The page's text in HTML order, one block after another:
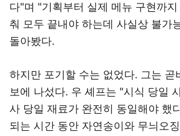
다"며 "기획부터 실제 메뉴 구현까
춰 모두 끝내야 하는데 사실상 불가
돌아봤다.
하지만 포기할 수는 없었다. 그는 곧
보에 나섰다. 우 셰프는 "시식 당일
사 당일 재료가 완전히 동일해야 했
되는 시간 동안 자연송이와 무늬오